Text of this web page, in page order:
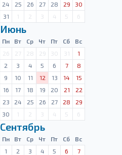
24 25 26 27 28 29
30
31 1 2 3 4 5 6
Июнь
Пн Вт Ср Чт Пт Сб
Вс
26 27 28 29 30 31
1
2 3 4 5 6 7
8
9 10 11 12 13 14
15
16 17 18 19 20 21
22
23 24 25 26 27 28
29
30 1 2 3 4 5 6
Сентябрь
Пн Вт Ср Чт Пт Сб
Вс
1 2 3 4 5 6
7